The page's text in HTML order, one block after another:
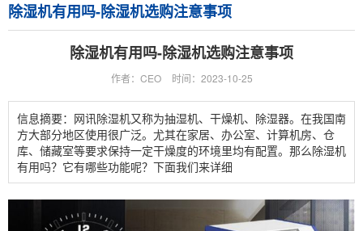
除湿机有用吗-除湿机选购注意事项
除湿机有用吗-除湿机选购注意事项
作者：CEO 时间：2023-10-25
信息摘要：网讯除湿机又称为抽湿机、干燥机、除湿器。在我国南
方大部分地区使用很广泛。尤其在家居、办公室、计算机房、仓
库、储藏室等要求保持一定干燥度的环境里均有配置。那么除湿机
有用吗？它有哪些功能呢？下面我们来详细